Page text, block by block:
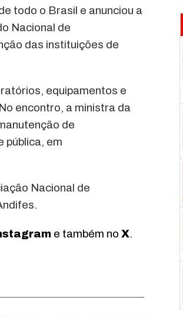
todo o Brasil e anunciou a
Nacional de
das instituições de
equipamentos e
encontro, a ministra da
de
pública, em
Nacional de
e também no X.